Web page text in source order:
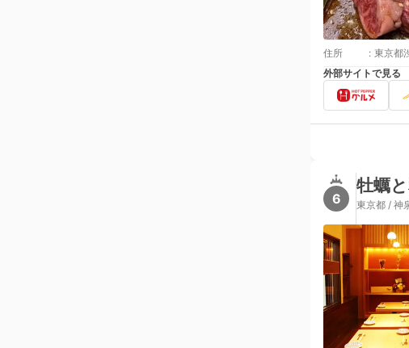
住所 : 東京都
外部サイトで見る
6
牡蠣
東京都 / 神